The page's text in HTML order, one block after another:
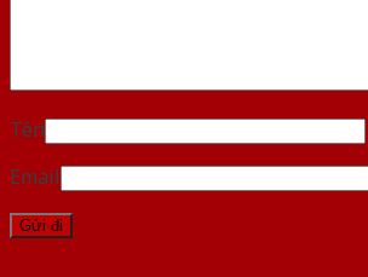
Tên
Email